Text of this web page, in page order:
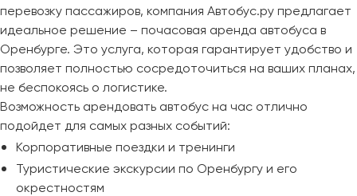
перевозку пассажиров, компания Автобус.ру предлагает
идеальное решение – почасовая аренда автобуса в
Оренбурге. Это услуга, которая гарантирует удобство и
позволяет полностью сосредоточиться на ваших планах,
не беспокоясь о логистике.
Возможность арендовать автобус на час отлично
подойдет для самых разных событий:
Корпоративные поездки и тренинги
Туристические экскурсии по Оренбургу и его
окрестностям